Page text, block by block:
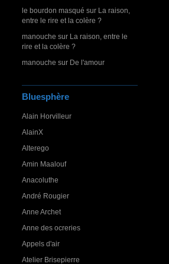
le bourdon masqué sur La raison,
entre le rire et la colère ?
manouche sur La raison, entre le
rire et la colère ?
manouche sur De l'amour
Bluesphère
Alain Horvilleur
AlainX
Alterego
Amin Maalouf
Anacoluthe
André Rougier
Anne Archet
Anne des ocreries
Appels d'air
Atelier Brisepierre